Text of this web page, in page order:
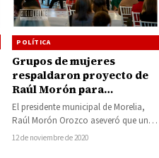
POLÍTICA
Grupos de mujeres
respaldaron proyecto de
Raúl Morón para
Michoacán
El presidente municipal de Morelia,
Raúl Morón Orozco aseveró que uno
de los temas prioritarios para el
12 de noviembre de 2020